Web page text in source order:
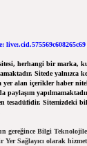
live:.cid.575569c608265c69
herhangi bir marka,
Sitede yalnızca
yer alan içerikler haber
paylaşım
tesadüfidir. Sitemizdeki
gereğince Bilgi
Yer Sağlayıcı olarak